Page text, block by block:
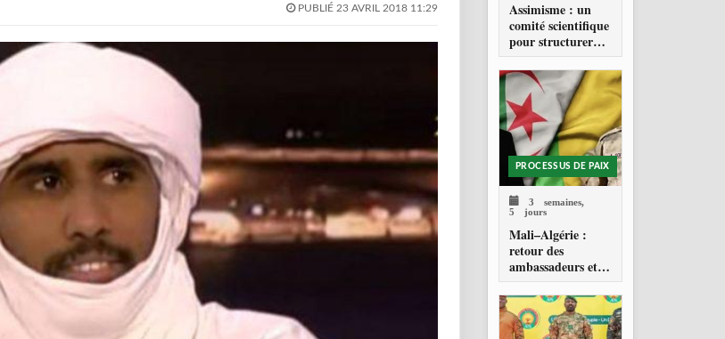
PUBLIÉ 23 AVRIL 2018 11:29
Assimisme : un
comité scientifique
pour structurer
une doctrine de la
refondation
PROCESSUS DE PAIX
3 semaines,
5 jours
Mali–Algérie :
retour des
ambassadeurs et
réouverture des
espaces aériens